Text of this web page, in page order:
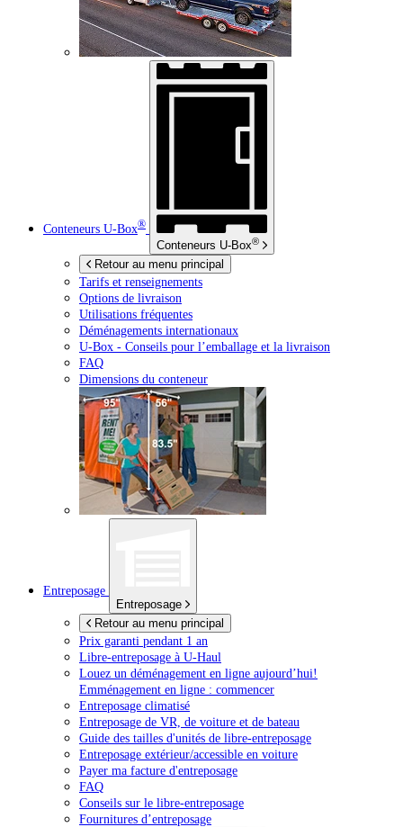
Conteneurs U-Box®
Conteneurs U-Box®
Retour au menu principal
Tarifs et renseignements
Options de livraison
Utilisations fréquentes
Déménagements internationaux
U-Box - Conseils pour l’emballage et la livraison
FAQ
Dimensions du conteneur
Entreposage
Entreposage
Retour au menu principal
Prix garanti pendant 1 an
Libre-entreposage à U-Haul
Louez un déménagement en ligne aujourd’hui!
Emménagement en ligne : commencer
Entreposage climatisé
Entreposage de VR, de voiture et de bateau
Guide des tailles d'unités de libre-entreposage
Entreposage extérieur/accessible en voiture
Payer ma facture d'entreposage
FAQ
Conseils sur le libre-entreposage
Fournitures d’entreposage